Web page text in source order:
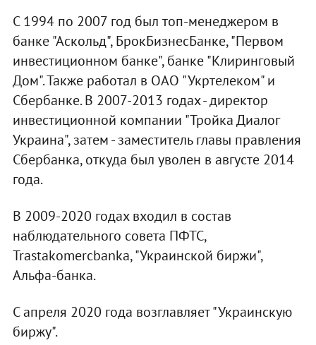
С 1994 по 2007 год был топ-менеджером в
банке "Аскольд", БрокБизнесБанке, "Первом
инвестиционном банке", банке "Клиринговый
Дом". Также работал в ОАО "Укртелеком" и
Сбербанке. В 2007-2013 годах - директор
инвестиционной компании "Тройка Диалог
Украина", затем - заместитель главы правления
Сбербанка, откуда был уволен в августе 2014
года.
В 2009-2020 годах входил в состав
наблюдательного совета ПФТС,
Trastakomercbanka, "Украинской биржи",
Альфа-банка.
С апреля 2020 года возглавляет "Украинскую
биржу".